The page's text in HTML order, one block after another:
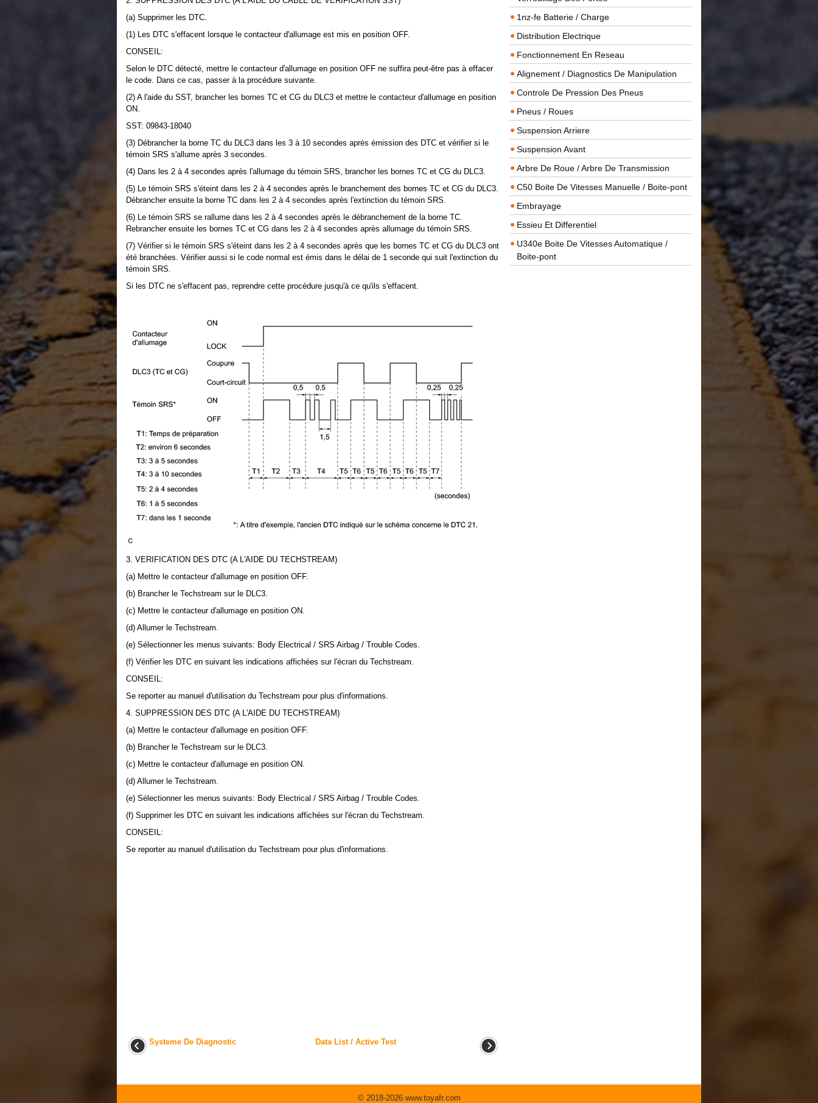
(a) Supprimer les DTC.
(1) Les DTC s'effacent lorsque le contacteur d'allumage est mis en position OFF.
CONSEIL:
Selon le DTC détecté, mettre le contacteur d'allumage en position OFF ne suffira peut-être pas à effacer
le code. Dans ce cas, passer à la procédure suivante.
(2) A l'aide du SST, brancher les bornes TC et CG du DLC3 et mettre le contacteur d'allumage en position
ON.
SST: 09843-18040
(3) Débrancher la borne TC du DLC3 dans les 3 à 10 secondes après émission des DTC et vérifier si le
témoin SRS s'allume après 3 secondes.
(4) Dans les 2 à 4 secondes après l'allumage du témoin SRS, brancher les bornes TC et CG du DLC3.
(5) Le témoin SRS s'éteint dans les 2 à 4 secondes après le branchement des bornes TC et CG du DLC3.
Débrancher ensuite la borne TC dans les 2 à 4 secondes après l'extinction du témoin SRS.
(6) Le témoin SRS se rallume dans les 2 à 4 secondes après le débranchement de la borne TC.
Rebrancher ensuite les bornes TC et CG dans les 2 à 4 secondes après allumage du témoin SRS.
(7) Vérifier si le témoin SRS s'éteint dans les 2 à 4 secondes après que les bornes TC et CG du DLC3 ont
été branchées. Vérifier aussi si le code normal est émis dans le délai de 1 seconde qui suit l'extinction du
témoin SRS.
Si les DTC ne s'effacent pas, reprendre cette procédure jusqu'à ce qu'ils s'effacent.
3. VERIFICATION DES DTC (A L'AIDE DU TECHSTREAM)
(a) Mettre le contacteur d'allumage en position OFF.
(b) Brancher le Techstream sur le DLC3.
(c) Mettre le contacteur d'allumage en position ON.
(d) Allumer le Techstream.
(e) Sélectionner les menus suivants: Body Electrical / SRS Airbag / Trouble Codes.
(f) Vérifier les DTC en suivant les indications affichées sur l'écran du Techstream.
CONSEIL:
Se reporter au manuel d'utilisation du Techstream pour plus d'informations.
4. SUPPRESSION DES DTC (A L'AIDE DU TECHSTREAM)
(a) Mettre le contacteur d'allumage en position OFF.
(b) Brancher le Techstream sur le DLC3.
(c) Mettre le contacteur d'allumage en position ON.
(d) Allumer le Techstream.
(e) Sélectionner les menus suivants: Body Electrical / SRS Airbag / Trouble Codes.
(f) Supprimer les DTC en suivant les indications affichées sur l'écran du Techstream.
CONSEIL:
Se reporter au manuel d'utilisation du Techstream pour plus d'informations.
Systeme De Diagnostic Data List / Active Test
1nz-fe Batterie / Charge
Distribution Electrique
Fonctionnement En Reseau
Alignement / Diagnostics De Manipulation
Controle De Pression Des Pneus
Pneus / Roues
Suspension Arriere
Suspension Avant
Arbre De Roue / Arbre De Transmission
C50 Boite De Vitesses Manuelle / Boite-pont
Embrayage
Essieu Et Differentiel
U340e Boite De Vitesses Automatique /
Boite-pont
© 2018-2026 www.toyafr.com